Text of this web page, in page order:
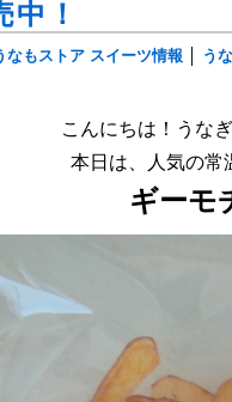
中！
なもストア スイーツ情報 う
こんにちは！うな
本日は、人気の常
ギーモ